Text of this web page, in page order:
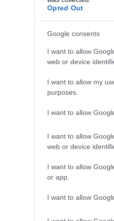
Opted Out
Google consents
I want to allow
web or device
I want to allow my
purposes.
I want to allow
I want to allow
web or device
I want to allow
or app.
I want to allow
Gear Solid V: The
és a nyár legjobb
strandröplabda-sorozat.